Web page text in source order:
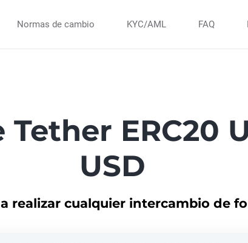
Normas de cambio KYC/AML FAQ
ERC20
USD
realizar cualquier intercambio de